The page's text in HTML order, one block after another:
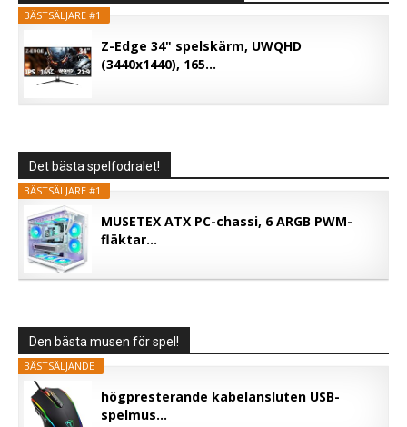
BÄSTSÄLJARE #1
Z-Edge 34" spelskärm, UWQHD
(3440x1440), 165...
Det bästa spelfodralet!
BÄSTSÄLJARE #1
MUSETEX ATX PC-chassi, 6 ARGB PWM-
fläktar...
Den bästa musen för spel!
BÄSTSÄLJANDE
högpresterande kabelansluten USB-
spelmus...